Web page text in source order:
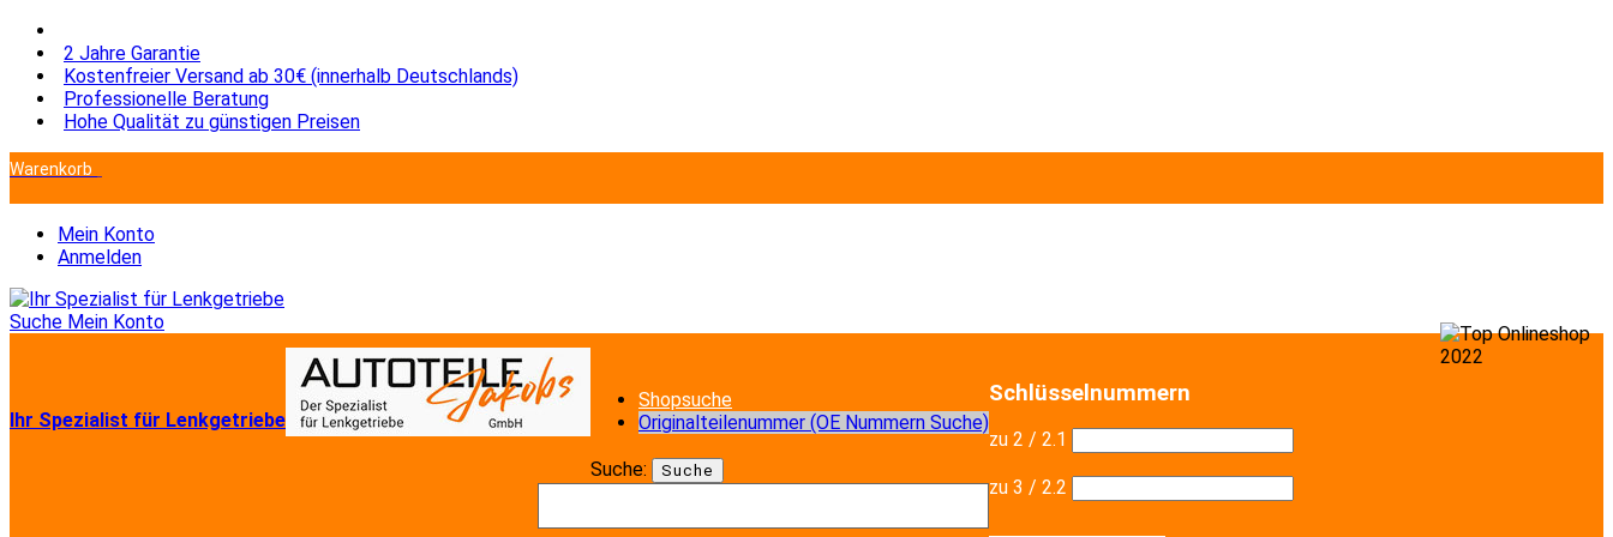
2 Jahre Garantie
Kostenfreier Versand ab 30€ (innerhalb Deutschlands)
Professionelle Beratung
Hohe Qualität zu günstigen Preisen
Warenkorb
Mein Konto
Anmelden
Suche Mein Konto
Ihr Spezialist für Lenkgetriebe
Shopsuche
Originalteilenummer (OE Nummern Suche)
Suche: Suche
Schlüsselnummern
zu 2 / 2.1
zu 3 / 2.2